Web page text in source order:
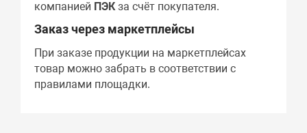
компанией ПЭКза счёт покупателя.
Заказ через маркетплейсы
При заказе продукции на маркетплейсах
товар можно забрать в соответствии с
правилами площадки.